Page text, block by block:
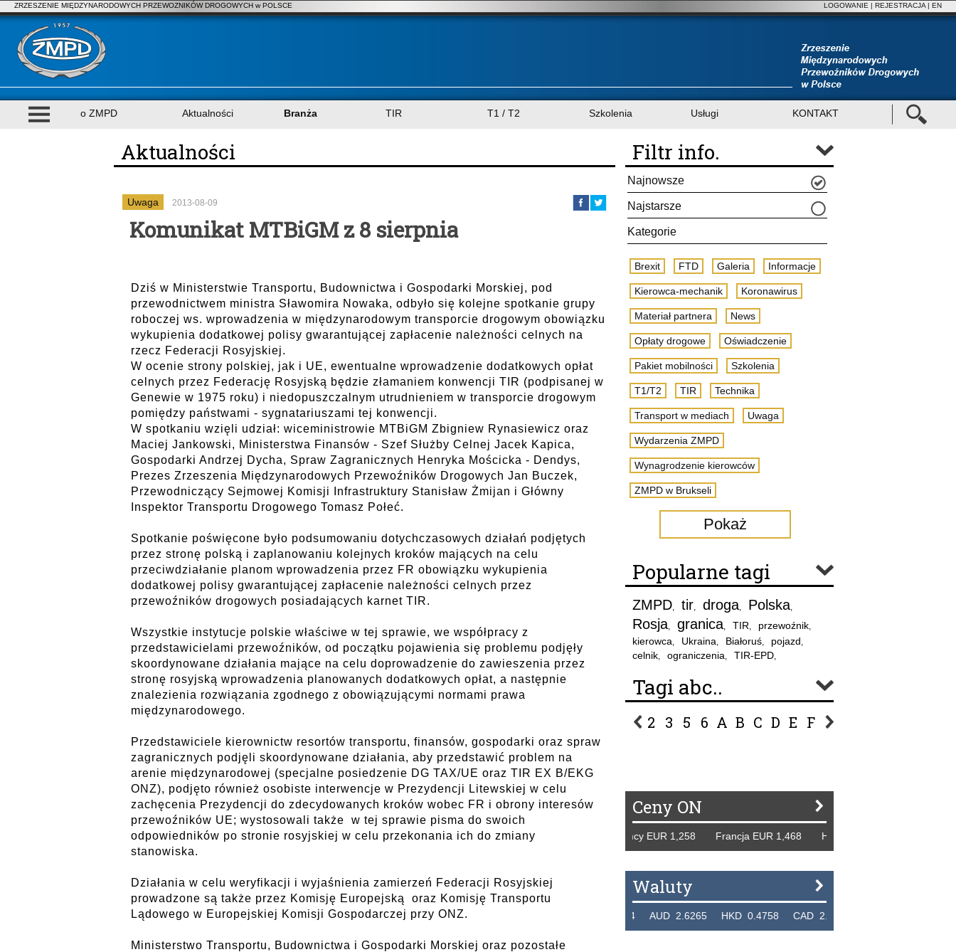
ZRZESZENIE MIĘDZYNARODOWYCH PRZEWOZNIKÓW DROGOWYCH w POLSCE LOGOWANIE | REJESTRACJA | EN
o ZMPD Aktualności Branża TIR T1 / T2 Szkolenia Usługi KONTAKT
Aktualności
Uwaga 2013-08-09
Komunikat MTBiGM z 8 sierpnia
Dziś w Ministerstwie Transportu, Budownictwa i Gospodarki Morskiej, pod
przewodnictwem ministra Sławomira Nowaka, odbyło się kolejne spotkanie grupy
roboczej ws. wprowadzenia w międzynarodowym transporcie drogowym obowiązku
wykupienia dodatkowej polisy gwarantującej zapłacenie należności celnych na
rzecz Federacji Rosyjskiej.
W ocenie strony polskiej, jak i UE, ewentualne wprowadzenie dodatkowych opłat
celnych przez Federację Rosyjską będzie złamaniem konwencji TIR (podpisanej w
Genewie w 1975 roku) i niedopuszczalnym utrudnieniem w transporcie drogowym
pomiędzy państwami - sygnatariuszami tej konwencji.
W spotkaniu wzięli udział: wiceministrowie MTBiGM Zbigniew Rynasiewicz oraz
Maciej Jankowski, Ministerstwa Finansów - Szef Służby Celnej Jacek Kapica,
Gospodarki Andrzej Dycha, Spraw Zagranicznych Henryka Mościcka - Dendys,
Prezes Zrzeszenia Międzynarodowych Przewoźników Drogowych Jan Buczek,
Przewodniczący Sejmowej Komisji Infrastruktury Stanisław Żmijan i Główny
Inspektor Transportu Drogowego Tomasz Połeć.
Spotkanie poświęcone było podsumowaniu dotychczasowych działań podjętych
przez stronę polską i zaplanowaniu kolejnych kroków mających na celu
przeciwdziałanie planom wprowadzenia przez FR obowiązku wykupienia
dodatkowej polisy gwarantującej zapłacenie należności celnych przez
przewoźników drogowych posiadających karnet TIR.
Wszystkie instytucje polskie właściwe w tej sprawie, we współpracy z
przedstawicielami przewoźników, od początku pojawienia się problemu podjęły
skoordynowane działania mające na celu doprowadzenie do zawieszenia przez
stronę rosyjską wprowadzenia planowanych dodatkowych opłat, a następnie
znalezienia rozwiązania zgodnego z obowiązującymi normami prawa
międzynarodowego.
Przedstawiciele kierownictw resortów transportu, finansów, gospodarki oraz spraw
zagranicznych podjęli skoordynowane działania, aby przedstawić problem na
arenie międzynarodowej (specjalne posiedzenie DG TAX/UE oraz TIR EX B/EKG
ONZ), podjęto również osobiste interwencje w Prezydencji Litewskiej w celu
zachęcenia Prezydencji do zdecydowanych kroków wobec FR i obrony interesów
przewoźników UE; wystosowali także w tej sprawie pisma do swoich
odpowiedników po stronie rosyjskiej w celu przekonania ich do zmiany
stanowiska.
Działania w celu weryfikacji i wyjaśnienia zamierzeń Federacji Rosyjskiej
prowadzone są także przez Komisję Europejską oraz Komisję Transportu
Lądowego w Europejskiej Komisji Gospodarczej przy ONZ.
Ministerstwo Transportu, Budownictwa i Gospodarki Morskiej oraz pozostałe
Filtr info.
Najnowsze
Najstarsze
Kategorie
Brexit FTD Galeria Informacje
Kierowca-mechanik Koronawirus
Materiał partnera News
Opłaty drogowe Oświadczenie
Pakiet mobilności Szkolenia
T1/T2 TIR Technika
Transport w mediach Uwaga
Wydarzenia ZMPD
Wynagrodzenie kierowców
ZMPD w Brukseli
Pokaż
Popularne tagi
ZMPD, tir, droga, Polska,
Rosja, granica, TIR, przewoźnik,
kierowca, Ukraina, Białoruś, pojazd,
celnik, ograniczenia, TIR-EPD,
Tagi abc..
2 3 5 6 A B C D E F G
Ceny ON
Tydzień 42/2019 r. Niemcy EUR 1,258 Francja EUR 1,468 Hiszpania EUR 1,229 WB
Waluty
THB 0.1129 USD 3.7324 AUD 2.6265 HKD 0.4758 CAD 2.6618 NZD 2.1914 SGD